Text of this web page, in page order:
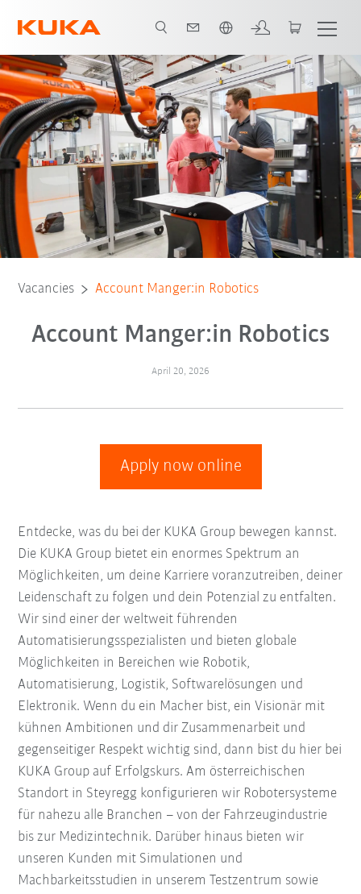
Vacancies Account Manger:in Robotics
Account Manger:in Robotics
April 20, 2026
Apply now online
Entdecke, was du bei der KUKA Group bewegen kannst.
Die KUKA Group bietet ein enormes Spektrum an
Möglichkeiten, um deine Karriere voranzutreiben, deiner
Leidenschaft zu folgen und dein Potenzial zu entfalten.
Wir sind einer der weltweit führenden
Automatisierungsspezialisten und bieten globale
Möglichkeiten in Bereichen wie Robotik,
Automatisierung, Logistik, Softwarelösungen und
Elektronik. Wenn du ein Macher bist, ein Visionär mit
kühnen Ambitionen und dir Zusammenarbeit und
gegenseitiger Respekt wichtig sind, dann bist du hier bei
KUKA Group auf Erfolgskurs. Am österreichischen
Standort in Steyregg konfigurieren wir Robotersysteme
für nahezu alle Branchen – von der Fahrzeugindustrie
bis zur Medizintechnik. Darüber hinaus bieten wir
unseren Kunden mit Simulationen und
Machbarkeitsstudien in unserem Testzentrum sowie